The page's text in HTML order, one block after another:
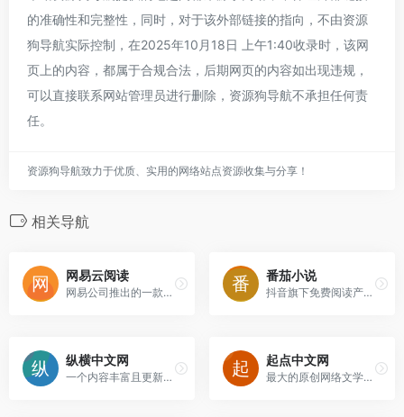
的准确性和完整性，同时，对于该外部链接的指向，不由资源
狗导航实际控制，在2025年10月18日 上午1:40收录时，该网
页上的内容，都属于合规合法，后期网页的内容如出现违规，
可以直接联系网站管理员进行删除，资源狗导航不承担任何责
任。
资源狗导航致力于优质、实用的网络站点资源收集与分享！
相关导航
网易云阅读
网易公司推出的一款数字阅读应用，旨在为用户提供海量的小说、图书等阅读资源，满足多样化的阅读需求。
番茄小说
抖音旗下免费阅读产品，拥有海量正版小说资源，支持听书畅读。
纵横中文网
一个内容丰富且更新及时的平台。
起点中文网
最大的原创网络文学平台之一。